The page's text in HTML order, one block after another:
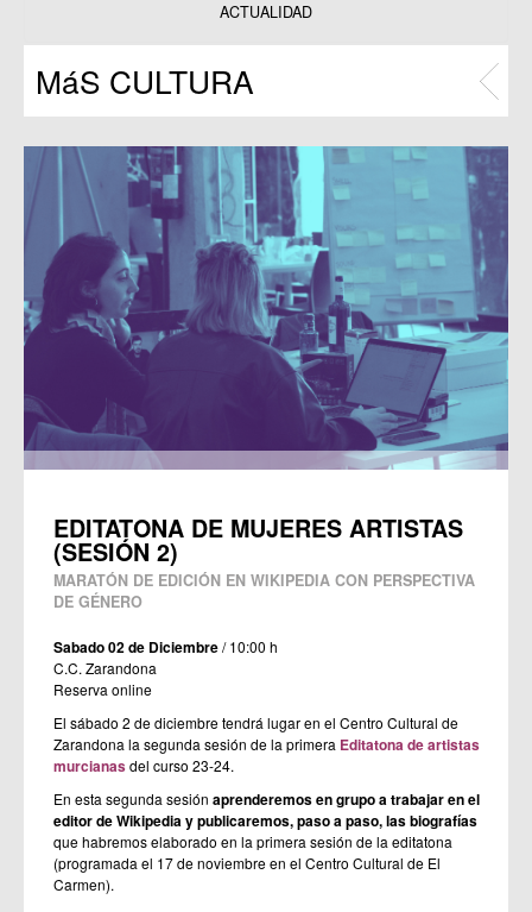
Programas
ACTUALIDAD
MáS CULTURA
EDITATONA DE MUJERES ARTISTAS
(SESIÓN 2)
MARATÓN DE EDICIÓN EN WIKIPEDIA CON PERSPECTIVA
DE GÉNERO
Sabado 02 de Diciembre/ 10:00 h
C.C. Zarandona
Reserva online
El sábado 2 de diciembre tendrá lugar en el Centro Cultural de
Zarandona la segunda sesión de la primera Editatona de artistas
murcianasdel curso 23-24.
En esta segunda sesión aprenderemos en grupo a trabajar en el
editor de Wikipedia y publicaremos, paso a paso, las biografías
que habremos elaborado en la primera sesión de la editatona
(programada el 17 de noviembre en el Centro Cultural de El
Carmen).